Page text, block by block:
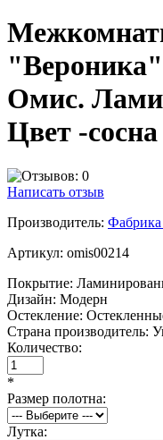
Омис.
Цвет -
Написать отзыв
Производитель:
Артикул: omis00214
Покрытие:
Дизайн: Модерн
Остекление:
Страна производитель:
Количество:
*
Размер полотна:
Лутка: